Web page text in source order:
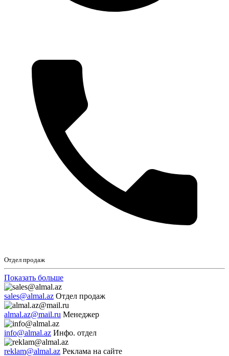
Отдел продаж
Показать больше
sales@almal.az Отдел продаж
almal.az@mail.ru Менеджер
info@almal.az Инфо. отдел
reklam@almal.az Реклама на сайте